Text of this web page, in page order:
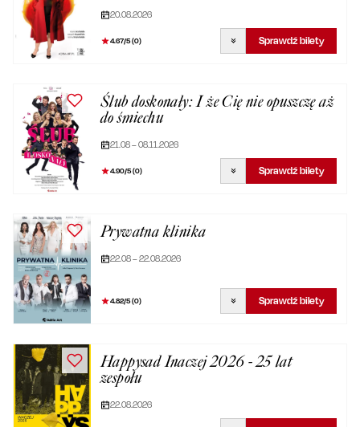
20.08.2026
4.67/5 (0) Sprawdź bilety
Ślub doskonały: I że Cię nie opuszczę aż
do śmiechu
21.08 – 08.11.2026
4.90/5 (0) Sprawdź bilety
Prywatna klinika
22.08 – 22.08.2026
4.82/5 (0) Sprawdź bilety
Happysad Inaczej 2026 - 25 lat
zespołu
22.08.2026